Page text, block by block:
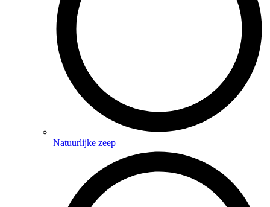
Natuurlijke zeep